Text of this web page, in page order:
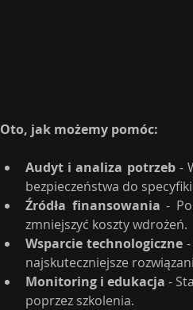
Oto, jak możemy pomóc:
Audyt i analiza potrzeb -
bezpieczeństwa do
Źródła finansowania -
zmniejszyć koszty wdrożeń.
Wsparcie technologiczne -
najskuteczniejsze
Monitoring i edukacja -
poprzez szkolenia.